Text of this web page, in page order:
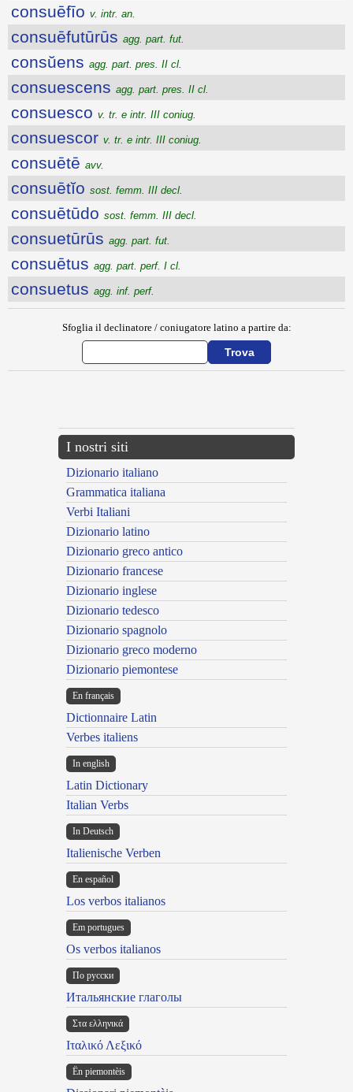
consuēfīo v. intr. an.
consuēfutūrūs agg. part. fut.
consŭens agg. part. pres. II cl.
consuescens agg. part. pres. II cl.
consuesco v. tr. e intr. III coniug.
consuescor v. tr. e intr. III coniug.
consuētē avv.
consuētĭo sost. femm. III decl.
consuētūdo sost. femm. III decl.
consuetūrūs agg. part. fut.
consuētus agg. part. perf. I cl.
consuetus agg. inf. perf.
Sfoglia il declinatore / coniugatore latino a partire da:
I nostri siti
Dizionario italiano
Grammatica italiana
Verbi Italiani
Dizionario latino
Dizionario greco antico
Dizionario francese
Dizionario inglese
Dizionario tedesco
Dizionario spagnolo
Dizionario greco moderno
Dizionario piemontese
En français
Dictionnaire Latin
Verbes italiens
In english
Latin Dictionary
Italian Verbs
In Deutsch
Italienische Verben
En español
Los verbos italianos
Em portugues
Os verbos italianos
По русски
Итальянские глаголы
Στα ελληνικά
Ιταλικό Λεξικό
Ën piemontèis